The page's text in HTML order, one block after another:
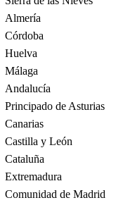
Almería
Córdoba
Huelva
Málaga
Andalucía
Principado de Asturias
Canarias
Castilla y León
Cataluña
Extremadura
Comunidad de Madrid